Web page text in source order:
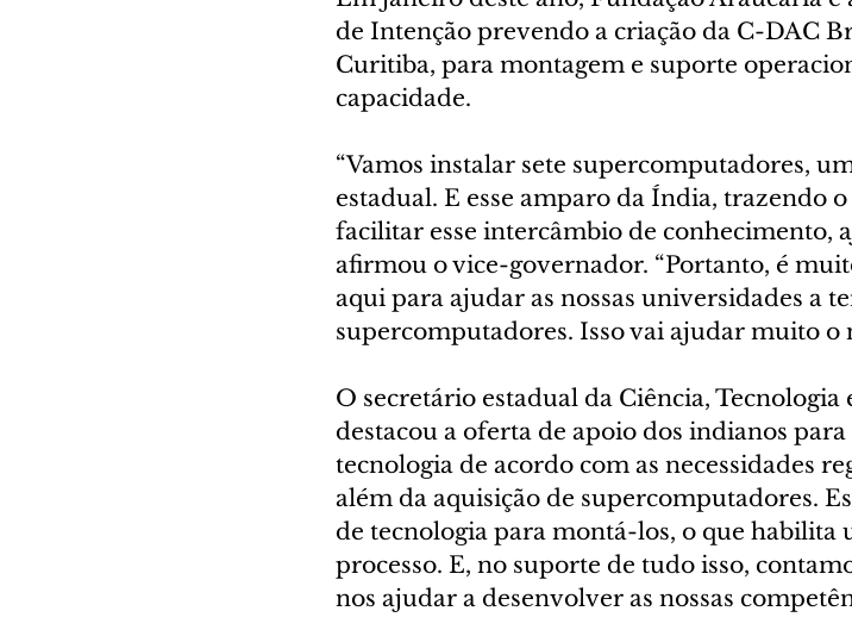
de Intenção prevendo a criação da C-DAC
Curitiba, para montagem e suporte
capacidade.
“Vamos instalar sete supercomputadores,
estadual. E esse amparo da Índia, trazendo
facilitar esse intercâmbio de conhecimento,
afirmou o vice-governador. “Portanto, é
aqui para ajudar as nossas universidades a
supercomputadores. Isso vai ajudar muito o
O secretário estadual da Ciência,
destacou a oferta de apoio dos indianos
tecnologia de acordo com as necessidades
além da aquisição de supercomputadores.
de tecnologia para montá-los, o que habilita
processo. E, no suporte de tudo isso,
nos ajudar a desenvolver as nossas